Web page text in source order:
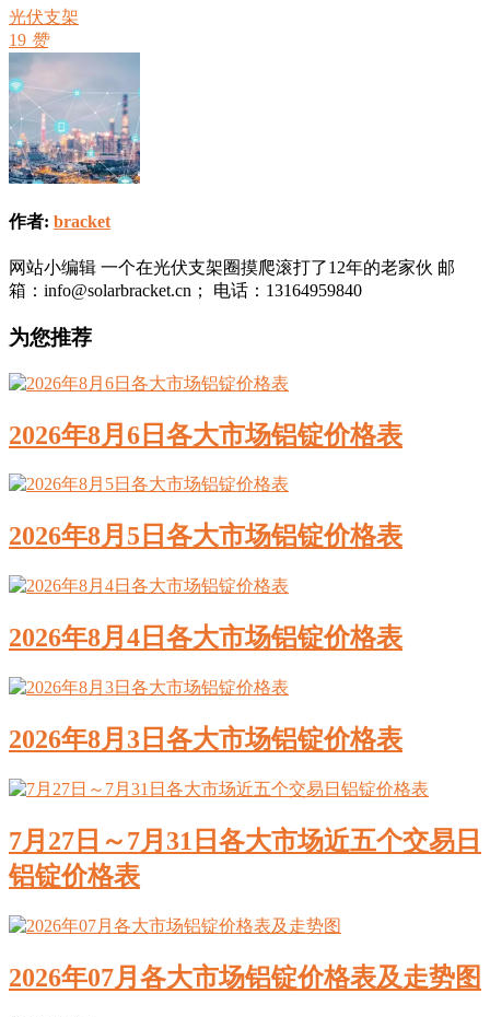
光伏支架
19 赞
作者: bracket
网站小编辑 一个在光伏支架圈摸爬滚打了12年的老家伙 邮
箱：info@solarbracket.cn； 电话：13164959840
为您推荐
2026年8月6日各大市场铝锭价格表
2026年8月5日各大市场铝锭价格表
2026年8月4日各大市场铝锭价格表
2026年8月3日各大市场铝锭价格表
7月27日～7月31日各大市场近五个交易日
铝锭价格表
2026年07月各大市场铝锭价格表及走势图